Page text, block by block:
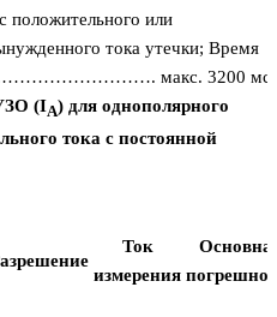
положительного или
тока утечки; Время
…………………………. макс. 3200 мс.
(IA) для однополярного
тока с постоянной
Ток
измерения